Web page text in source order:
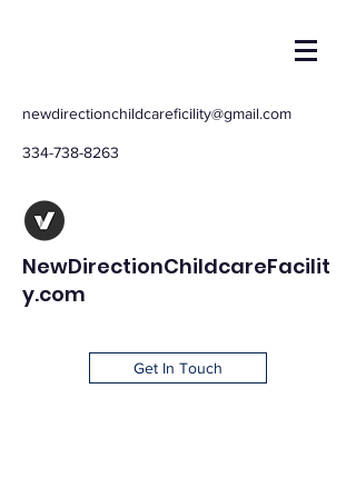
newdirectionchildcareficility@gmail.com
334-738-8263
NewDirectionChildcareFacilit
y.com
Get In Touch